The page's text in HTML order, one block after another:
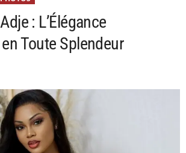
: L’Élégance
Toute Splendeur